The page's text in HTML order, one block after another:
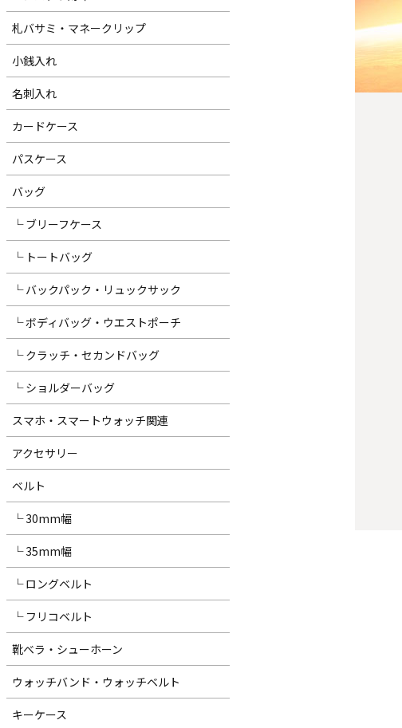
札バサミ・マネークリップ
小銭入れ
名刺入れ
カードケース
パスケース
バッグ
└ ブリーフケース
└ トートバッグ
└ バックパック・リュックサック
└ ボディバッグ・ウエストポーチ
└ クラッチ・セカンドバッグ
└ ショルダーバッグ
スマホ・スマートウォッチ関連
アクセサリー
ベルト
└ 30mm幅
└ 35mm幅
└ ロングベルト
└ フリコベルト
靴ベラ・シューホーン
ウォッチバンド・ウォッチベルト
キーケース